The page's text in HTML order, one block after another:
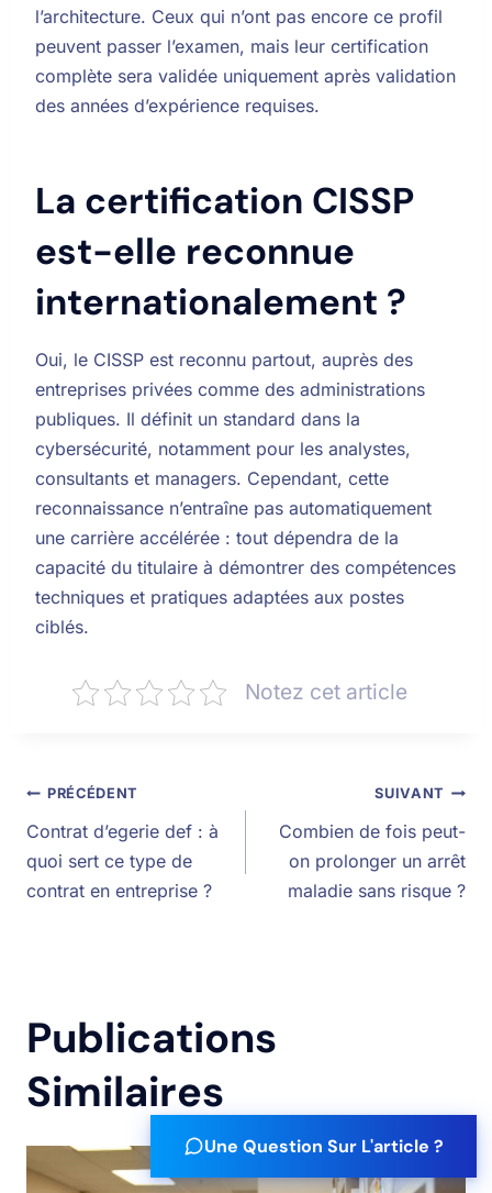
l’architecture. Ceux qui n’ont pas encore ce profil
peuvent passer l’examen, mais leur certification
complète sera validée uniquement après validation
des années d’expérience requises.
La certification CISSP
est-elle reconnue
internationalement ?
Oui, le CISSP est reconnu partout, auprès des
entreprises privées comme des administrations
publiques. Il définit un standard dans la
cybersécurité, notamment pour les analystes,
consultants et managers. Cependant, cette
reconnaissance n’entraîne pas automatiquement
une carrière accélérée : tout dépendra de la
capacité du titulaire à démontrer des compétences
techniques et pratiques adaptées aux postes
ciblés.
Notez cet article
PRÉCÉDENT
Contrat d’egerie def : à
quoi sert ce type de
contrat en entreprise ?
SUIVANT
Combien de fois peut-
on prolonger un arrêt
maladie sans risque ?
Publications
Similaires
Une Question Sur L'article ?